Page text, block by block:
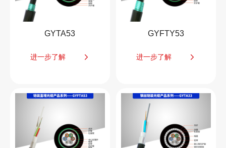
GYTA53
进一步了解
GYFTY53
进一步了解